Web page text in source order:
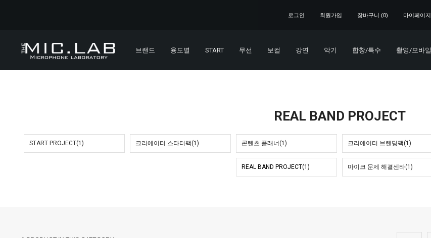
로그인 회원가입 장바구니 (0) 마이페이지
브랜드 용도별 START 무선 보컬 강연 악기 합창/특수 촬영/모바일
REAL BAND PROJECT
START PROJECT(1) 크리에이터 스타터팩(1) 콘텐츠 플래너(1) 크리에이터 브랜딩팩(1)
REAL BAND PROJECT(1) 마이크 문제 해결센타(1)